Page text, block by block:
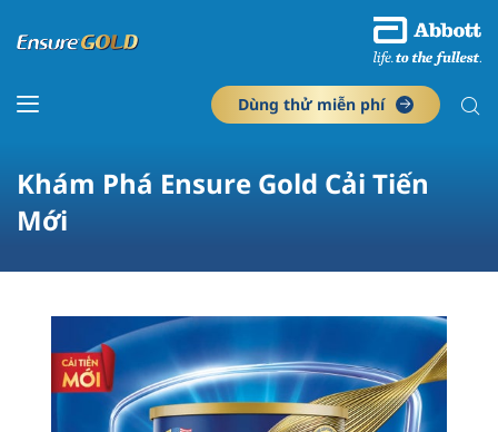
Dùng thử miễn phí
Khám Phá Ensure Gold Cải Tiến
Mới